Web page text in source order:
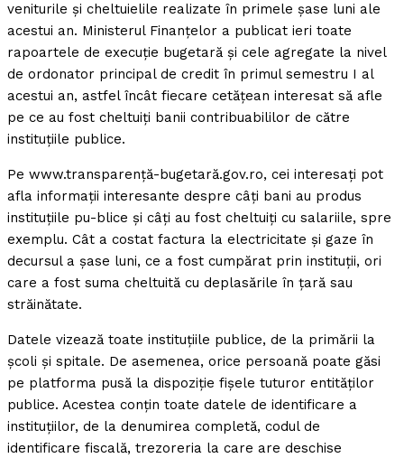
veniturile şi cheltuielile realizate în primele şase luni ale
acestui an. Ministerul Finanţelor a publicat ieri toate
rapoartele de execuţie bugetară şi cele agregate la nivel
de ordonator principal de credit în primul semestru I al
acestui an, astfel încât fiecare cetăţean interesat să afle
pe ce au fost cheltuiţi banii contribuabililor de către
instituţiile publice.
Pe www.transparenţă-bugetară.gov.ro, cei interesaţi pot
afla informaţii interesante despre câţi bani au produs
instituţiile pu-blice şi câţi au fost cheltuiţi cu salariile, spre
exemplu. Cât a costat factura la electricitate şi gaze în
decursul a şase luni, ce a fost cumpărat prin instituţii, ori
care a fost suma cheltuită cu deplasările în ţară sau
străinătate.
Datele vizează toate instituţiile publice, de la primării la
şcoli şi spitale. De asemenea, orice persoană poate găsi
pe platforma pusă la dispoziţie fişele tuturor entităţilor
publice. Acestea conţin toate datele de identificare a
instituţiilor, de la denumirea completă, codul de
identificare fiscală, trezoreria la care are deschise